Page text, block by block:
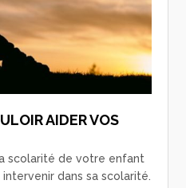
AIDER VOS
scolarité de votre enfant
dans sa scolarité.